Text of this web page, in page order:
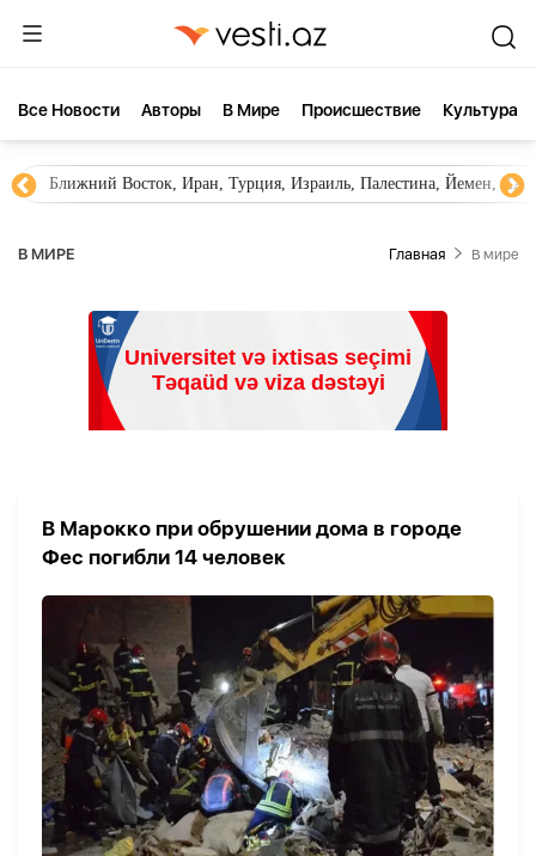
Все Новости Aвторы В Мире Происшествие Культура
Новости Азербайджана Южный Кавказ, Грузия,
В МИРЕ Главная В мире
В Марокко при обрушении дома в городе
Фес погибли 14 человек